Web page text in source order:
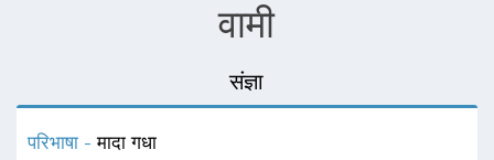
वामी
संज्ञा
परिभाषा -मादा गधा